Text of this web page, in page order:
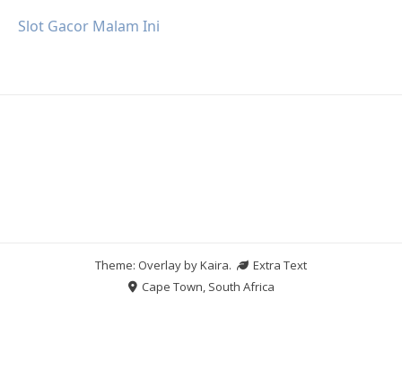
Slot Gacor Malam Ini
Theme: Overlay byKaira.
Extra Text
Cape Town, South Africa